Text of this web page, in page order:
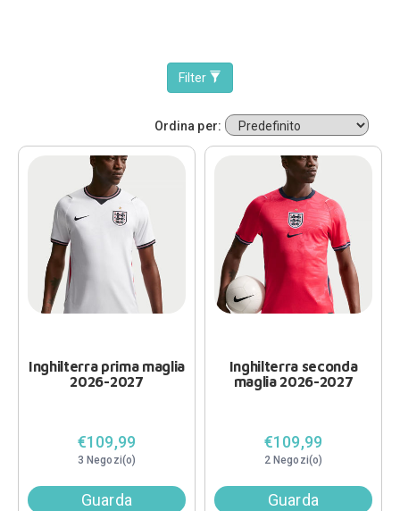
Filter
Ordina per:
Inghilterra prima maglia
2026-2027
€109,99
3 Negozi(o)
Guarda
Inghilterra seconda
maglia 2026-2027
€109,99
2 Negozi(o)
Guarda